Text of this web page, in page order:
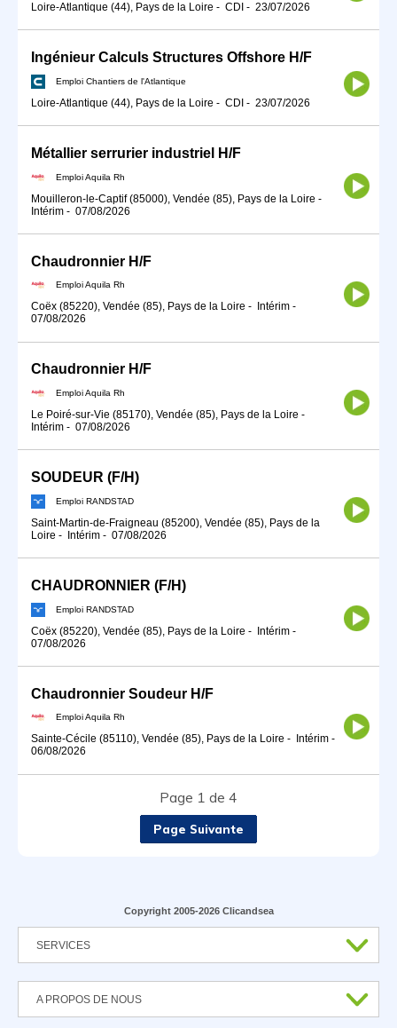
Loire-Atlantique (44), Pays de la Loire - CDI - 23/07/2026
Ingénieur Calculs Structures Offshore H/F
Emploi Chantiers de l'Atlantique
Loire-Atlantique (44), Pays de la Loire - CDI - 23/07/2026
Métallier serrurier industriel H/F
Emploi Aquila Rh
Mouilleron-le-Captif (85000), Vendée (85), Pays de la Loire -
Intérim - 07/08/2026
Chaudronnier H/F
Emploi Aquila Rh
Coëx (85220), Vendée (85), Pays de la Loire - Intérim -
07/08/2026
Chaudronnier H/F
Emploi Aquila Rh
Le Poiré-sur-Vie (85170), Vendée (85), Pays de la Loire -
Intérim - 07/08/2026
SOUDEUR (F/H)
Emploi RANDSTAD
Saint-Martin-de-Fraigneau (85200), Vendée (85), Pays de la
Loire - Intérim - 07/08/2026
CHAUDRONNIER (F/H)
Emploi RANDSTAD
Coëx (85220), Vendée (85), Pays de la Loire - Intérim -
07/08/2026
Chaudronnier Soudeur H/F
Emploi Aquila Rh
Sainte-Cécile (85110), Vendée (85), Pays de la Loire - Intérim -
06/08/2026
Page 1 de 4
Page Suivante
Copyright 2005-2026 Clicandsea
SERVICES
A PROPOS DE NOUS